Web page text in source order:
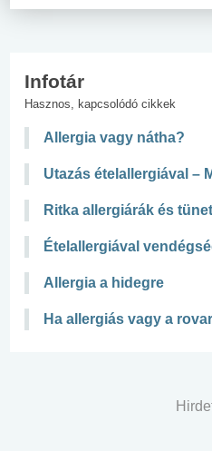
Infotár
Hasznos, kapcsolódó cikkek
Allergia vagy nátha?
Utazás ételallergiával –
Ritka allergiárák és
Ételallergiával
Allergia a hidegre
Ha allergiás vagy a